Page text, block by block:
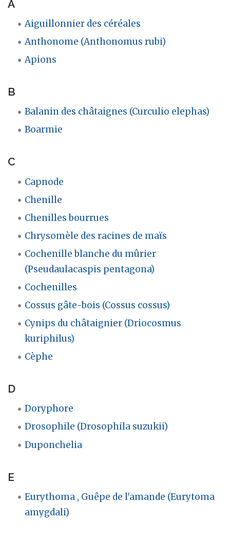
A
Aiguillonnier des céréales
Anthonome (Anthonomus rubi)
Apions
B
Balanin des châtaignes (Curculio elephas)
Boarmie
C
Capnode
Chenille
Chenilles bourrues
Chrysomèle des racines de maïs
Cochenille blanche du mûrier
(Pseudaulacaspis pentagona)
Cochenilles
Cossus gâte-bois (Cossus cossus)
Cynips du châtaignier (Driocosmus
kuriphilus)
Cèphe
D
Doryphore
Drosophile (Drosophila suzukii)
Duponchelia
E
Eurythoma , Guêpe de l'amande (Eurytoma
amygdali)